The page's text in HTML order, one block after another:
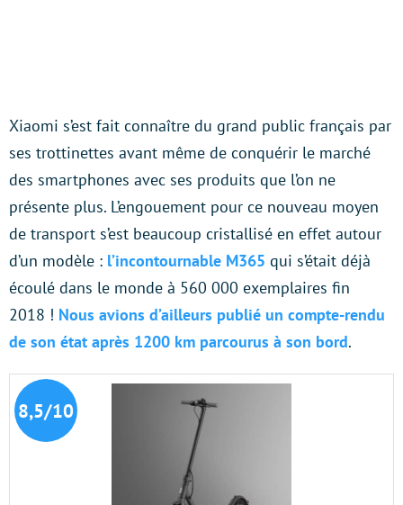
Xiaomi s’est fait connaître du grand public français par
ses trottinettes avant même de conquérir le marché
des smartphones avec ses produits que l’on ne
présente plus. L’engouement pour ce nouveau moyen
de transport s’est beaucoup cristallisé en effet autour
d’un modèle : l’incontournable M365 qui s’était déjà
écoulé dans le monde à 560 000 exemplaires fin
2018 ! Nous avions d’ailleurs publié un compte-rendu
de son état après 1200 km parcourus à son bord.
8,5/10